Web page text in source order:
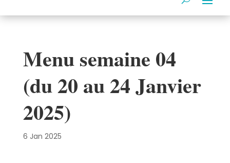
Menu semaine 04
(du 20 au 24 Janvier
2025)
6 Jan 2025